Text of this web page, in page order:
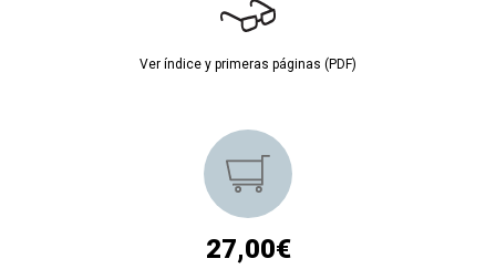
Ver índice y primeras páginas (PDF)
27,00€